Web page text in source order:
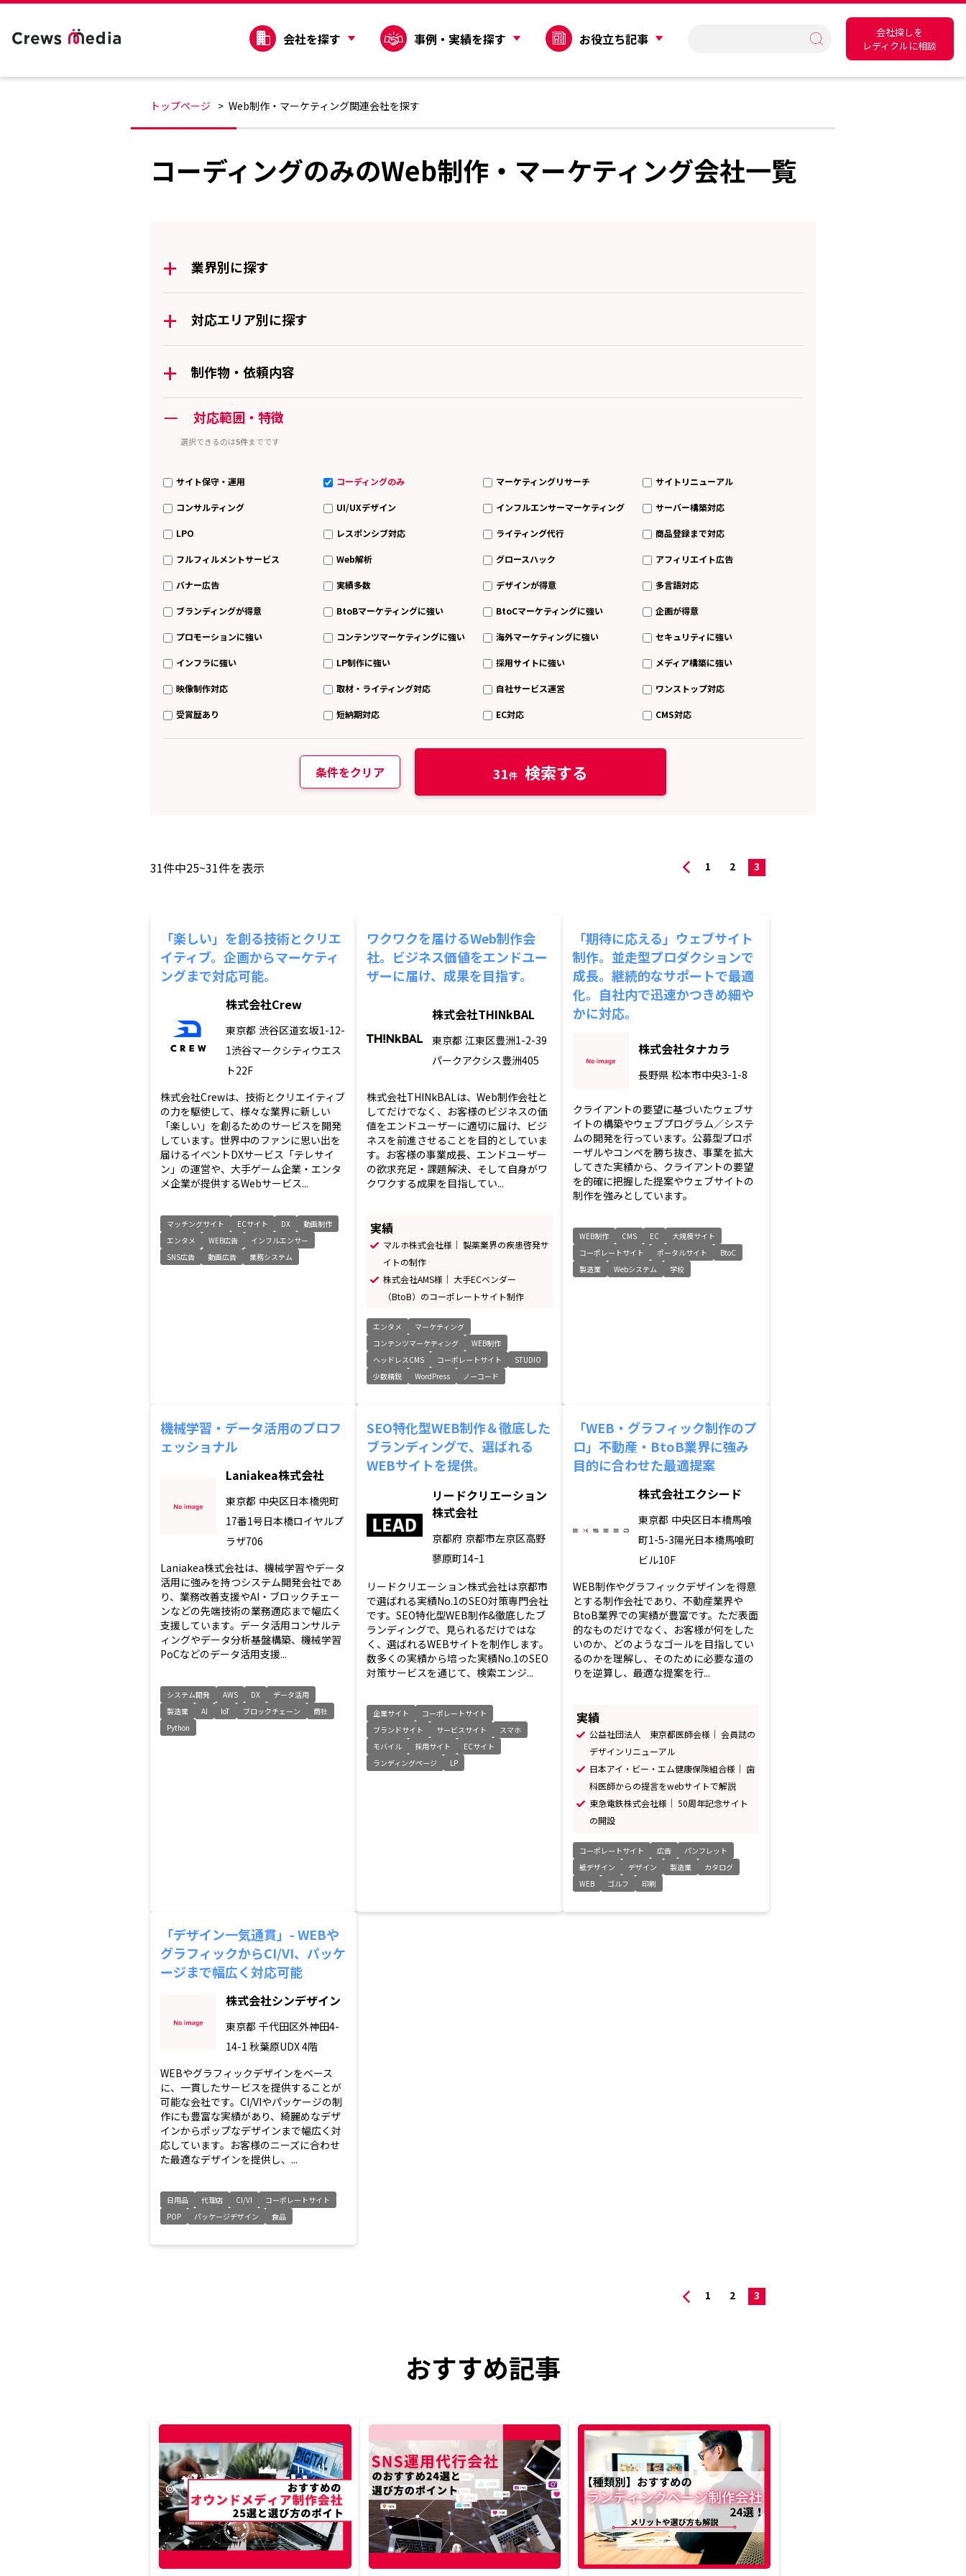
会社を探す 事例・実績を探す お役立ち記事
会社探しを
レディクルに相談
トップページ Web制作・マーケティング関連会社を探す
コーディングのみのWeb制作・マーケティング会社一覧
+ 業界別に探す
+ 対応エリア別に探す
+ 制作物・依頼内容
ー 対応範囲・特徴
選択できるのは5件までです
サイト保守・運用 コーディングのみ マーケティングリサーチ サイトリニューアル
コンサルティング UI/UXデザイン インフルエンサーマーケティング サーバー構築対応
LPO レスポンシブ対応 ライティング代行 商品登録まで対応
フルフィルメントサービス Web解析 グロースハック アフィリエイト広告
バナー広告 実績多数 デザインが得意 多言語対応
ブランディングが得意 BtoBマーケティングに強い BtoCマーケティングに強い 企画が得意
プロモーションに強い コンテンツマーケティングに強い 海外マーケティングに強い セキュリティに強い
インフラに強い LP制作に強い 採用サイトに強い メディア構築に強い
映像制作対応 取材・ライティング対応 自社サービス運営 ワンストップ対応
受賞歴あり 短納期対応 EC対応 CMS対応
条件をクリア 31 検索する
31件中25~31件を表示 1 2 3
「楽しい」を創る技術とクリエ
イティブ。企画からマーケティ
ングまで対応可能。
株式会社Crew
東京都 渋谷区道玄坂1-12-
1渋谷マークシティウエス
ト22F
株式会社Crewは、技術とクリエイティブ
の力を駆使して、様々な業界に新しい
「楽しい」を創るためのサービスを開発
しています。世界中のファンに思い出を
届けるイベントDXサービス「テレサイ
ン」の運営や、大手ゲーム企業・エンタ
メ企業が提供するWebサービス...
マッチングサイト ECサイト DX
動画制作
エンタメ
WEB広告
インフルエンサー
SNS広告
動画広告 業務システム
ワクワクを届けるWeb制作会
社。ビジネス価値をエンドユー
ザーに届け、成果を目指す。
株式会社THINkBAL
東京都 江東区豊洲1-2-39
パークアクシス豊洲405
株式会社THINkBALは、Web制作会社と
してだけでなく、お客様のビジネスの価
値をエンドユーザーに適切に届け、ビジ
ネスを前進させることを目的としていま
す。お客様の事業成長、エンドユーザー
の欲求充足・課題解決、そして自身がワ
クワクする成果を目指してい...
実績
マルホ株式会社様｜ 製薬業界の疾患啓発サ
イトの制作
株式会社AMS様｜ 大手ECベンダー
（BtoB）のコーポレートサイト制作
エンタメ
マーケティング
コンテンツマーケティング
WEB制作
ヘッドレスCMS
コーポレートサイト
STUDIO
少数精鋭
WordPress ノーコード
「期待に応える」ウェブサイト
制作。並走型プロダクションで
成長。継続的なサポートで最適
化。自社内で迅速かつきめ細や
かに対応。
株式会社タナカラ
長野県 松本市中央3-1-8
クライアントの要望に基づいたウェブサ
イトの構築やウェブプログラム／システ
ムの開発を行っています。公募型プロポ
ーザルやコンペを勝ち抜き、事業を拡大
してきた実績から、クライアントの要望
を的確に把握した提案やウェブサイトの
制作を強みとしています。
WEB制作 CMS EC
大規模サイト
コーポレートサイト
ポータルサイト
BtoC
製造業
Webシステム 学校
機械学習・データ活用のプロフ
ェッショナル
Laniakea株式会社
東京都 中央区日本橋兜町
17番1号日本橋ロイヤルプ
ラザ706
Laniakea株式会社は、機械学習やデータ
活用に強みを持つシステム開発会社であ
り、業務改善支援やAI・ブロックチェー
ンなどの先端技術の業務適応まで幅広く
支援しています。データ活用コンサルテ
ィングやデータ分析基盤構築、機械学習
PoCなどのデータ活用支援...
システム開発 AWS DX
データ活用
製造業
AI IoT ブロックチェーン
商社
Python
SEO特化型WEB制作＆徹底した
ブランディングで、選ばれる
WEBサイトを提供。
リードクリエーション
株式会社
京都府 京都市左京区高野
蓼原町14ｰ1
リードクリエーション株式会社は京都市
で選ばれる実績No.1のSEO対策専門会社
です。SEO特化型WEB制作&徹底したブ
ランディングで、見られるだけではな
く、選ばれるWEBサイトを制作します。
数多くの実績から培った実績No.1のSEO
対策サービスを通じて、検索エンジ...
企業サイト
コーポレートサイト
ブランドサイト
サービスサイト
スマホ
モバイル
採用サイト
ECサイト
ランディングページ
LP
「WEB・グラフィック制作のプ
ロ」不動産・BtoB業界に強み
目的に合わせた最適提案
株式会社エクシード
東京都 中央区日本橋馬喰
町1-5-3陽光日本橋馬喰町
ビル10F
WEB制作やグラフィックデザインを得意
とする制作会社であり、不動産業界や
BtoB業界での実績が豊富です。ただ表面
的なものだけでなく、お客様が何をした
いのか、どのようなゴールを目指してい
るのかを理解し、そのために必要な道の
りを逆算し、最適な提案を行...
実績
公益社団法人 東京都医師会様｜ 会員誌の
デザインリニューアル
日本アイ・ビー・エム健康保険組合様｜ 歯
科医師からの提言をwebサイトで解説
東急電鉄株式会社様｜ 50周年記念サイト
の開設
コーポレートサイト 広告
パンフレット
紙デザイン
デザイン 製造業
カタログ
WEB
ゴルフ 印刷
「デザイン一気通貫」- WEBや
グラフィックからCI/VI、パッケ
ージまで幅広く対応可能
株式会社シンデザイン
東京都 千代田区外神田4-
14-1 秋葉原UDX 4階
WEBやグラフィックデザインをベース
に、一貫したサービスを提供することが
可能な会社です。CI/VIやパッケージの制
作にも豊富な実績があり、綺麗めなデザ
インからポップなデザインまで幅広く対
応しています。お客様のニーズに合わせ
た最適なデザインを提供し、...
日用品 代理店 CI/VI
コーポレートサイト
POP
パッケージデザイン 食品
1 2 3
おすすめ記事